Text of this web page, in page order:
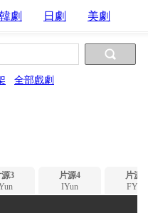
韓劇 日劇 美劇
全部戲劇
源3
片源4
IYun
片源5
FYun